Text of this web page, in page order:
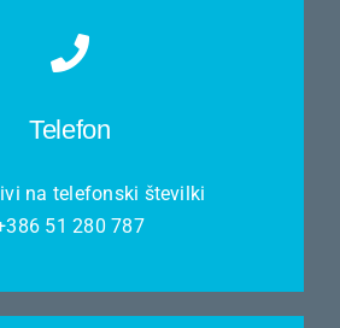
Telefon
na telefonski številki
51 280 787